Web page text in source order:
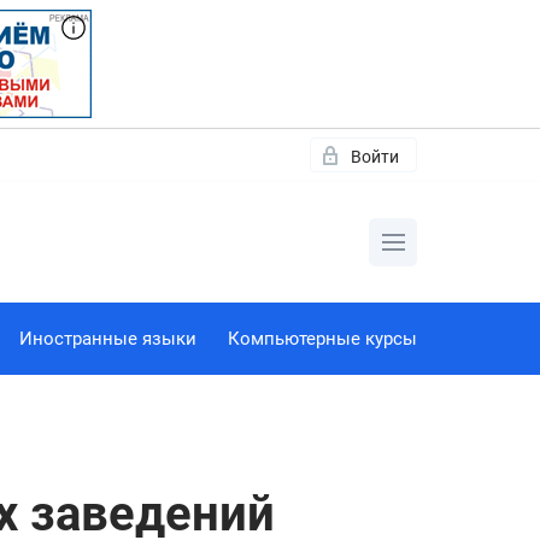
Войти
Иностранные языки Компьютерные курсы
заведений